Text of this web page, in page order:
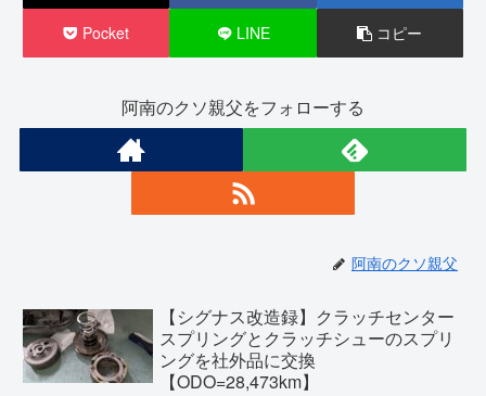
Pocket LINE コピー
阿南のクソ親父をフォローする
阿南のクソ親父
【シグナス改造録】クラッチセンター
スプリングとクラッチシューのスプリ
ングを社外品に交換
【ODO=28,473km】